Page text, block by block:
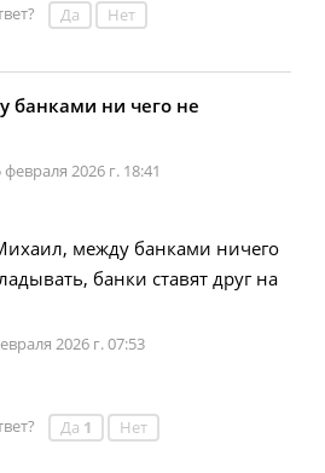
Да Нет
банками ни чего не
февраля 2026 г. 18:41
между банками ничего
банки ставят друг на
2026 г. 07:53
Да 1 Нет